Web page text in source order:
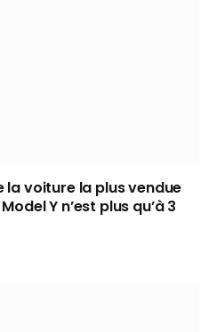
la voiture la plus vendue
Y n’est plus qu’à 3